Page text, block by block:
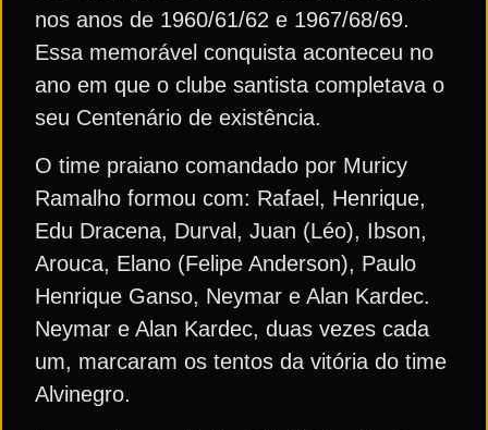
nos anos de 1960/61/62 e 1967/68/69.
Essa memorável conquista aconteceu no
ano em que o clube santista completava o
seu Centenário de existência.
O time praiano comandado por Muricy
Ramalho formou com: Rafael, Henrique,
Edu Dracena, Durval, Juan (Léo), Ibson,
Arouca, Elano (Felipe Anderson), Paulo
Henrique Ganso, Neymar e Alan Kardec.
Neymar e Alan Kardec, duas vezes cada
um, marcaram os tentos da vitória do time
Alvinegro.